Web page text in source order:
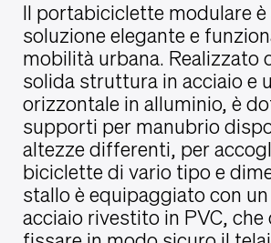
Il portabiciclette modulare è
soluzione elegante e
mobilità urbana. Realizzato
solida struttura in acciaio e
orizzontale in alluminio, è
supporti per manubrio
altezze differenti, per
biciclette di vario tipo e
stallo è equipaggiato con
acciaio rivestito in PVC, che